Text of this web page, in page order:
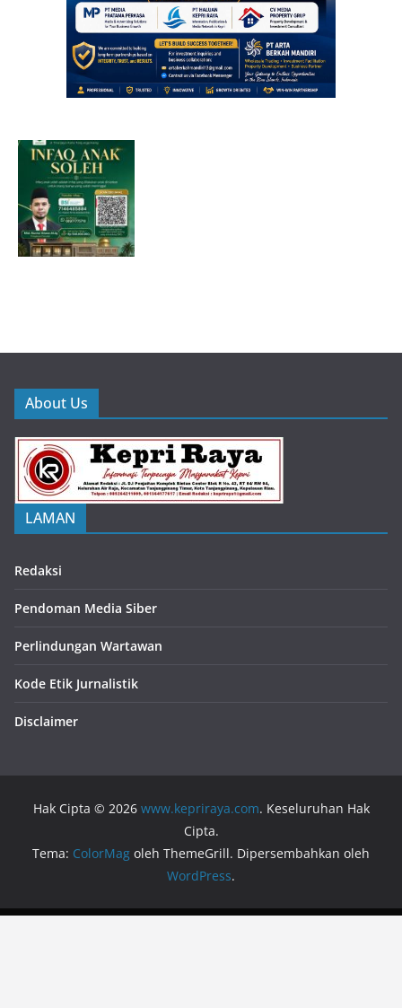
About Us
LAMAN
Redaksi
Pendoman Media Siber
Perlindungan Wartawan
Kode Etik Jurnalistik
Disclaimer
Hak Cipta © 2026 www.kepriraya.com. Keseluruhan Hak
Cipta.
Tema: ColorMag oleh ThemeGrill. Dipersembahkan oleh
WordPress.